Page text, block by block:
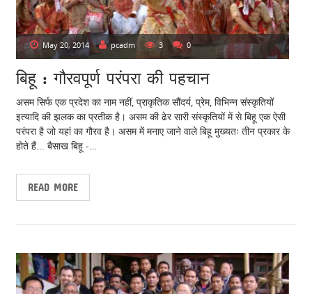
May 20, 2014 pcadm 3 0
बिहू : गौरवपूर्ण परंपरा की पहचान
असम सिर्फ एक प्रदेश का नाम नहीं, प्राकृतिक सौंदर्य, प्रेम, विभिन्न संस्कृतियों
इत्यादि की झलक का प्रतीक है। असम की ढेर सारी संस्कृतियों में से बिहू एक ऐसी
परंपरा है जो यहां का गौरव है। असम में मनाए जाने वाले बिहू मुख्यतः तीन प्रकार के
होते हैं... बैसाख बिहू -…
READ MORE